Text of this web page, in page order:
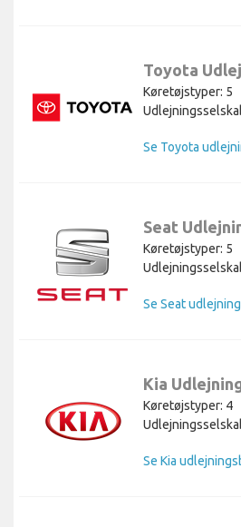
Toyota
Køretøjstyper: 5
Se Toyota
Seat
Køretøjstyper: 5
Se Seat
Kia
Køretøjstyper: 4
Se Kia